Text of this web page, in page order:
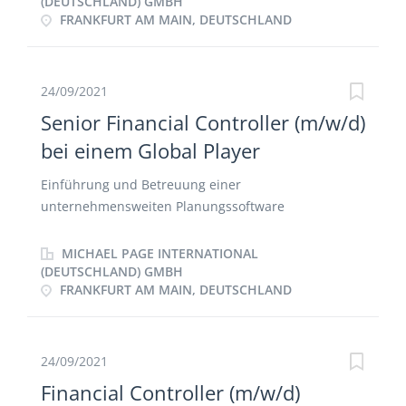
Leistungsrechnung, Reportingprozessen und -
Energien Steuerung der Investitions- und
für die Deckungsbeitragsrechnung Unterstützung
der Geschäftsführung in kaufmännischen Fragen
Mitwirkung am Jahresabschluss (Aufstellung
Energiebilanz, Abgrenzungsbuchungen)
FRANKFURT AM MAIN, DEUTSCHLAND
24/09/2021
Senior Financial Controller (m/w/d)
bei einem Global Player
Einführung und Betreuung einer
unternehmensweiten Planungssoftware
Controllinginstrumente Bewertung und
Überwachung betrieblicher Prozesse Monatliches
Berichtswesen an die Anteilseigner auf der Basis
Controlling-Funktionen in unseren Niederlassungen
sowie der einzelnen Abteilungsleiter Mitwirkung bei
MICHAEL PAGE INTERNATIONAL
(DEUTSCHLAND) GMBH
FRANKFURT AM MAIN, DEUTSCHLAND
24/09/2021
Financial Controller (m/w/d)